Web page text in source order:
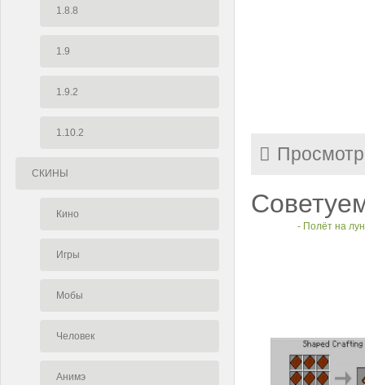
1.8.8
1.9
1.9.2
1.10.2
СКИНЫ
Кино
Игры
Мобы
Человек
Анимэ
- Полёт на